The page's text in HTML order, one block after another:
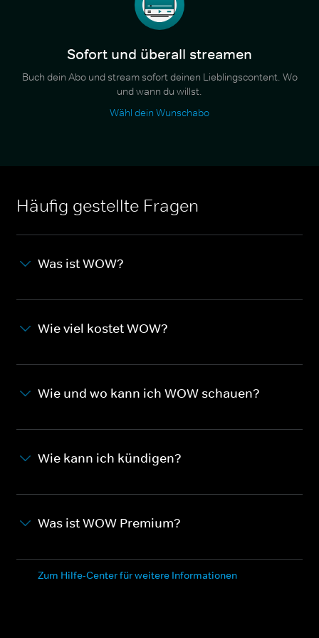
Sofort und überall streamen
Buch dein Abo und stream sofort deinen Lieblingscontent. Wo
und wann du willst.
Wähl dein Wunschabo
Häufig gestellte Fragen
Was ist WOW?
Wie viel kostet WOW?
Wie und wo kann ich WOW schauen?
Wie kann ich kündigen?
Was ist WOW Premium?
Zum Hilfe-Center für weitere Informationen